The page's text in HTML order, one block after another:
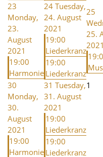
23
Monday,
23.
August
2021
19:00
Harmonie
24 Tuesday,
24. August
2021
19:00
Liederkranz
19:00
Liederkranz
25
25.
2021
30
Monday,
30.
August
2021
19:00
Harmonie
31 Tuesday,
31. August
2021
19:00
Liederkranz
19:00
Liederkranz
1